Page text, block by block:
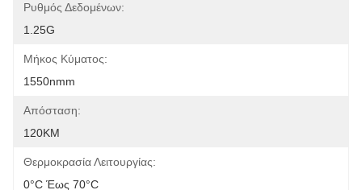
Ρυθμός Δεδομένων:
1.25G
Μήκος Κύματος:
1550nmm
Απόσταση:
120KM
Θερμοκρασία Λειτουργίας:
0°C Έως 70°C